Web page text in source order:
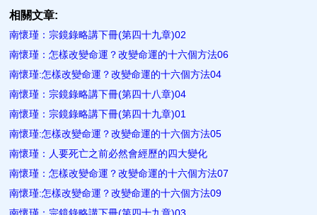
相關文章:
南懷瑾：宗鏡錄略講下冊(第四十九章)02
南懷瑾：怎樣改變命運？改變命運的十六個方法06
南懷瑾:怎樣改變命運？改變命運的十六個方法04
南懷瑾：宗鏡錄略講下冊(第四十八章)04
南懷瑾：宗鏡錄略講下冊(第四十九章)01
南懷瑾:怎樣改變命運？改變命運的十六個方法05
南懷瑾：人要死亡之前必然會經歷的四大變化
南懷瑾：怎樣改變命運？改變命運的十六個方法07
南懷瑾:怎樣改變命運？改變命運的十六個方法09